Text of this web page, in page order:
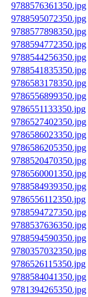
9788576361350.jpg
9788595072350.jpg
9788577898350.jpg
9788594772350.jpg
9788544256350.jpg
9788541835350.jpg
9786583178350.jpg
9786556899350.jpg
9786551133350.jpg
9786527402350.jpg
9786586023350.jpg
9786586205350.jpg
9788520470350.jpg
9786560001350.jpg
9788584939350.jpg
9786556112350.jpg
9788594727350.jpg
9788537636350.jpg
9788594590350.jpg
9780357032350.jpg
9786526115350.jpg
9788584041350.jpg
9781394265350.jpg